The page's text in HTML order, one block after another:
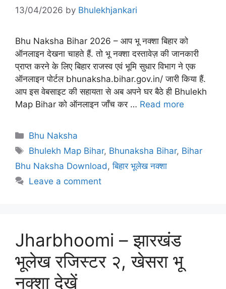
13/04/2026 by Bhulekhjankari
Bhu Naksha Bihar 2026 – आप भू नक्शा बिहार को
ऑनलाइन देखना चाहते हैं. तो भू नक्शा दस्तावेज़ की जानकारी
प्राप्त करने के लिए बिहार राजस्व एवं भूमि सुधार विभाग ने एक
ऑनलाइन पोर्टल bhunaksha.bihar.gov.in/ जारी किया हैं.
आप इस वेबसाइट की सहायता से अब अपने घर बैठे ही Bhulekh
Map Bihar को ऑनलाइन जाँच कर … Read more
Categories
Bhu Naksha
Tags
Bhulekh Map Bihar, Bhunaksha Bihar, Bihar
Bhu Naksha Download,बिहार भूलेख नक्शा
Leave a comment
Jharbhoomi – झारखंड
भूलेख रजिस्टर २, खेसरा भू
नक्शा देखें